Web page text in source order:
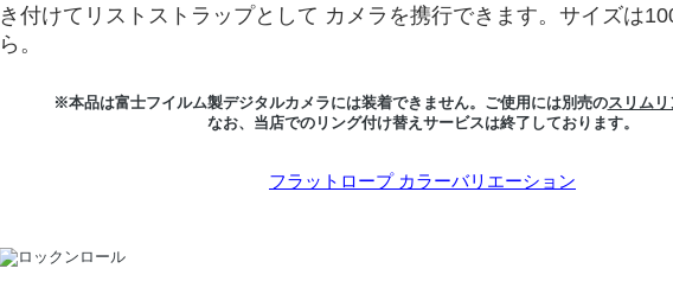
き付けてリストストラップとして カメラを携行できます。サイズは
ら。
※本品は富士フイルム製デジタルカメラには装着できません。ご使用には別売のスリムリ
なお、当店でのリング付け替えサービスは終了しております。
フラットロープ カラーバリエーション